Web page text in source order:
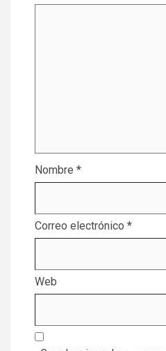
Nombre *
Correo electrónico *
Web